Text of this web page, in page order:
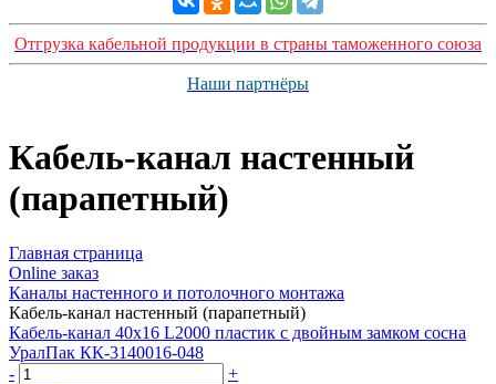
Отгрузка кабельной продукции в страны таможенного союза
Наши партнёры
Кабель-канал настенный
(парапетный)
Главная страница
Оnline заказ
Каналы настенного и потолочного монтажа
Кабель-канал настенный (парапетный)
Кабель-канал 40х16 L2000 пластик с двойным замком сосна
УралПак КК-3140016-048
-
+